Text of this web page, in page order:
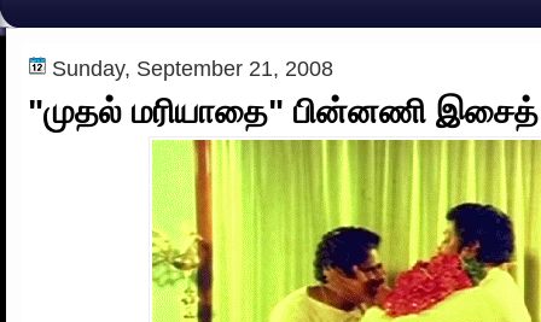
Sunday, September 21, 2008
"முதல் மரியாதை" பின்னணி இசைத்